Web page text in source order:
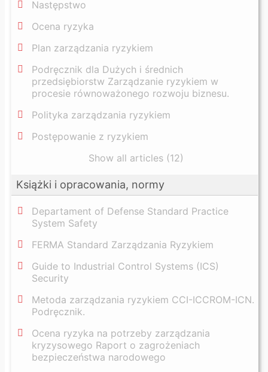
Następstwo
Ocena ryzyka
Plan zarządzania ryzykiem
Podręcznik dla Dużych i średnich
przedsiębiorstw Zarządzanie ryzykiem w
procesie równoważonego rozwoju biznesu.
Polityka zarządzania ryzykiem
Postępowanie z ryzykiem
Show all articles (12)
Książki i opracowania, normy
Departament of Defense Standard Practice
System Safety
FERMA Standard Zarządzania Ryzykiem
Guide to Industrial Control Systems (ICS)
Security
Metoda zarządzania ryzykiem CCI-ICCROM-ICN.
Podręcznik.
Ocena ryzyka na potrzeby zarządzania
kryzysowego Raport o zagrożeniach
bezpieczeństwa narodowego